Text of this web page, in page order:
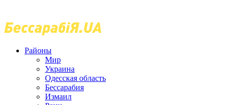
Районы
Мир
Украина
Одесская область
Бессарабия
Измаил